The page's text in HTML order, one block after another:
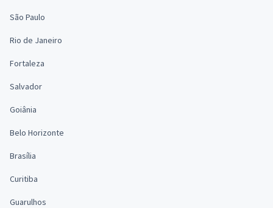
São Paulo
Rio de Janeiro
Fortaleza
Salvador
Goiânia
Belo Horizonte
Brasília
Curitiba
Guarulhos